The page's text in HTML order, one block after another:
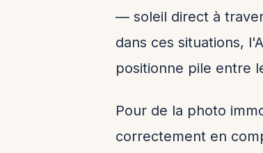
— soleil direct à
dans ces situations,
positionne pile entre
Pour de la photo
correctement en